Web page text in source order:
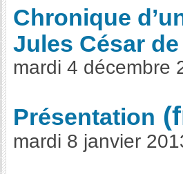
Chronique
Jules César
mardi 4 décembre
Présentation
mardi 8 janvier